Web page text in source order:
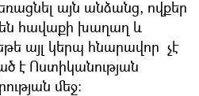
այն անձանց, ովքեր
հավաքի խաղաղ և
այլ կերպ հնարավոր չէ
է Ոստիկանության
մեջ։